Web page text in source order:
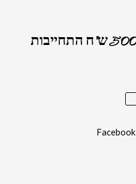
משלוח חינם בקנייה מעל 500 ש"ח התחייבות
Facebook